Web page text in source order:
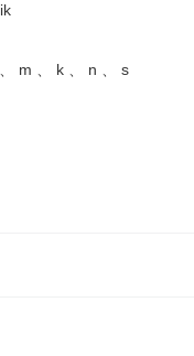
m 、 k 、 n 、 s